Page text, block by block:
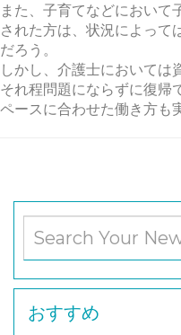
また、子育てなどにおいて
された方は、状況によって
だろう。
しかし、介護士においては
それ程問題にならずに復帰
ペースに合わせた働き方も
おすすめ